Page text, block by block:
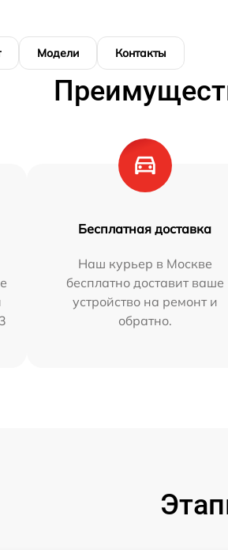
Модели Контакты
Бесплатная доставка
Наш курьер в Москве
бесплатно доставит ваше
устройство на ремонт и
обратно.